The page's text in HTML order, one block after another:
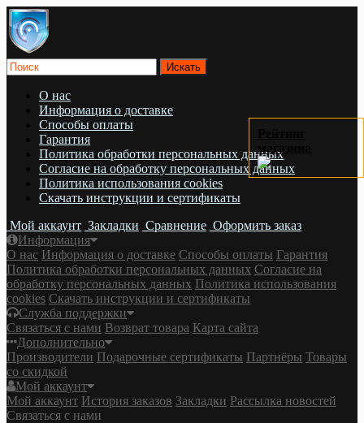
О нас
Информация о доставке
Cпособы оплаты
Гарантия
Политика обработки персональных данных
Согласие на обработку персональных данных
Политика использования cookies
Скачать инструкции и сертификаты
Мой аккаунт Закладки Сравнение Оформить заказ
Информация
О нас Информация о доставке Cпособы оплаты Гарантия
Политика обработки персональных данных Согласие на
обработку персональных данных Политика использования
cookies Скачать инструкции и сертификаты
Служба поддержки
Связаться с нами Возврат товара Карта сайта
Дополнительно
Производители Подарочные сертификаты Партнёры Товары
со скидкой
Мой аккаунт
Мой аккаунт История заказов Закладки Рассылка новостей
Связаться с нами